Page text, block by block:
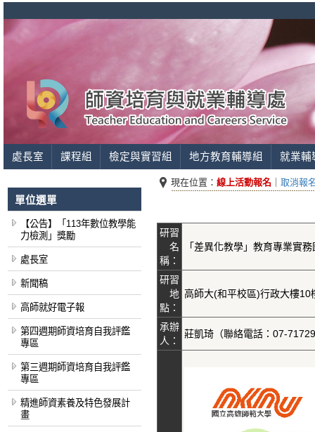
處長室 課程組 檢定與實習組 地方教育輔導組 就業輔
單位選單
【公告】「113年數位教學能
力檢測」獎勵
處長室
新聞稿
高師就好電子報
第四週期師資培育自我評鑑
專區
第三週期師資培育自我評鑑
專區
精進師資素養及特色發展計
畫
現在位置： 線上活動報名 取消報
研習
名
稱：
「差異化教學」教育專業實
研習
地
點：
高師大(和平校區)行政大樓10
承辦
人：
莊凱琦（聯絡電話：07-